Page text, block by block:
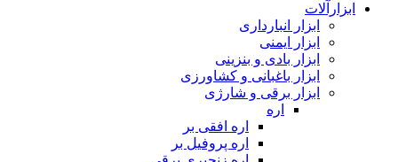
ابزارآلات
ابزار انبارداری
ابزار ایمنی
ابزار بادی و بنزینی
ابزار باغبانی و کشاورزی
ابزار برقی و شارژی
اره
اره افقی بر
اره پروفیل بر